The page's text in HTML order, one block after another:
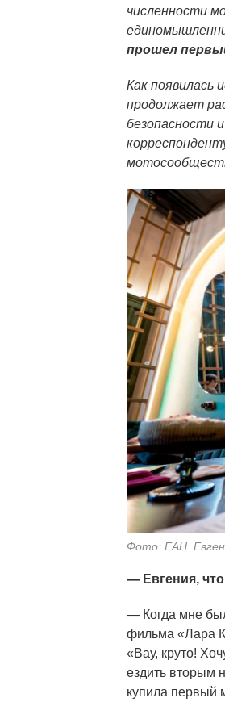
численности
прошел
Как появилась
продолжает
безопасности
Фото: ЕАН.
— Евгения,
— Когда мне
фильма «Лара
«Вау, круто!
ездить вторым
купила первый